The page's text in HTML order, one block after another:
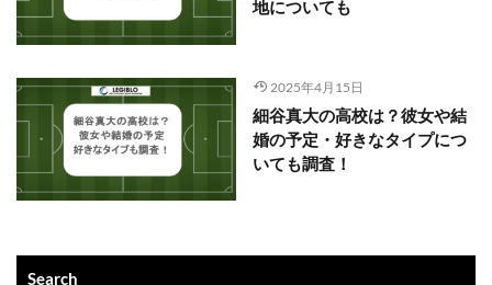
地についても
2025年4月15日
細谷真大の高校は？彼女や結
婚の予定・好きなタイプにつ
いても調査！
Search